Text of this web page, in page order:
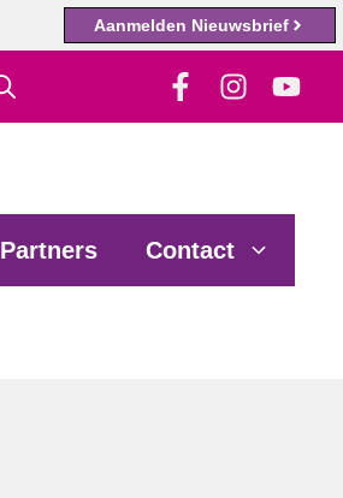
Aanmelden Nieuwsbrief
Partners Contact